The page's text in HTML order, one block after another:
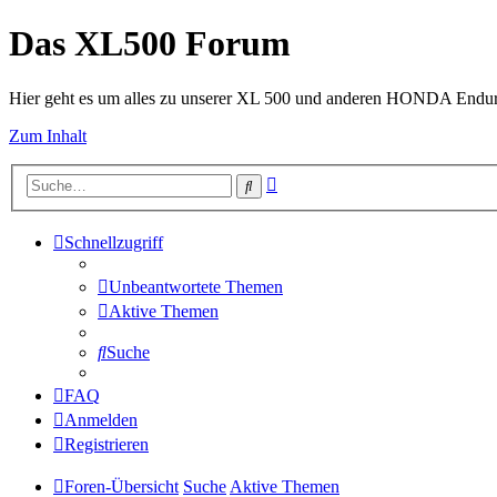
Das XL500 Forum
Hier geht es um alles zu unserer XL 500 und anderen HONDA
Zum Inhalt
Suche
Schnellzugriff
Unbeantwortete Themen
Aktive Themen
Suche
FAQ
Anmelden
Registrieren
Foren-Übersicht SucheAktive Themen